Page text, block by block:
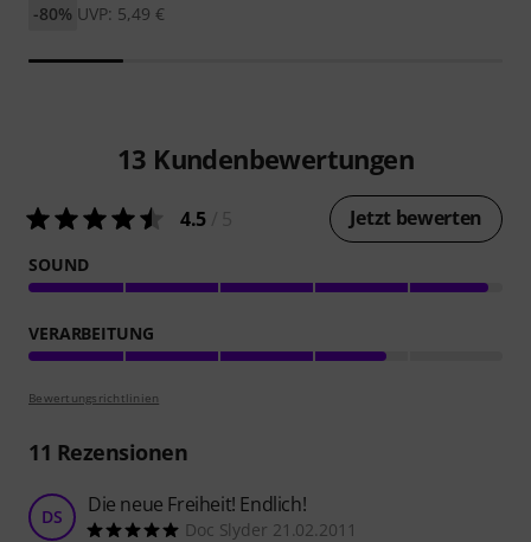
UVP: 5,49 €
-80%
13 Kundenbewertungen
4.5 Jetzt bewerten
SOUND
VERARBEITUNG
Bewertungsrichtlinien
11 Rezensionen
DS Die neue Freiheit! Endlich!
Doc Slyder 21.02.2011